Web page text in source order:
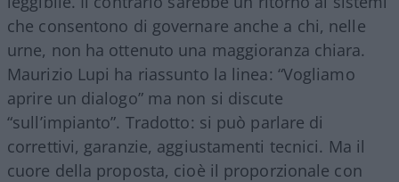
che consentono di governare anche a chi, nelle
urne, non ha ottenuto una maggioranza chiara.
Maurizio Lupi ha riassunto la linea: “Vogliamo
aprire un dialogo” ma non si discute
“sull’impianto”. Tradotto: si può parlare di
correttivi, garanzie, aggiustamenti tecnici. Ma il
cuore della proposta, cioè il proporzionale con